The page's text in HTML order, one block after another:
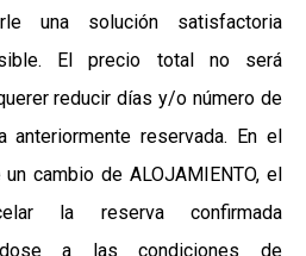
una solución satisfactoria
El precio total no será
reducir días y/o número de
anteriormente reservada. En el
cambio de ALOJAMIENTO, el
la reserva confirmada
a las condiciones de